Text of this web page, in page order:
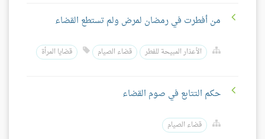
من أفطرت في رمضان لمرض ولم تستطع القضاء
الأعذار المبيحة للفطر قضاء الصيام قضايا المرأة
حكم التتابع في صوم القضاء
قضاء الصيام